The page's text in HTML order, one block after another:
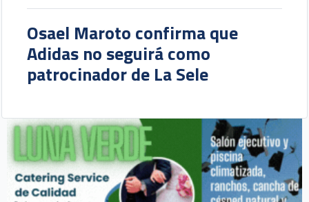
Osael Maroto confirma que
Adidas no seguirá como
patrocinador de La Sele